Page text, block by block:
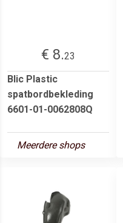
€ 8.23
Blic Plastic
spatbordbekleding
6601-01-0062808Q
Meerdere shops